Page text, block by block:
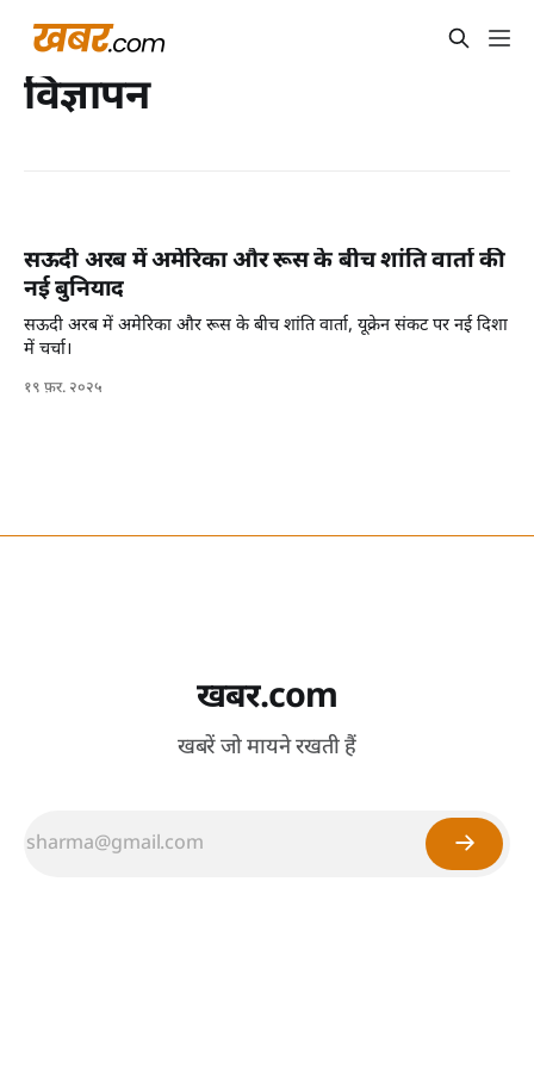
विज्ञापन
सऊदी अरब में अमेरिका और रूस के बीच शांति वार्ता की
नई बुनियाद
सऊदी अरब में अमेरिका और रूस के बीच शांति वार्ता, यूक्रेन संकट पर नई दिशा
में चर्चा।
१९ फ़र. २०२५
खबर.com
खबरें जो मायने रखती हैं